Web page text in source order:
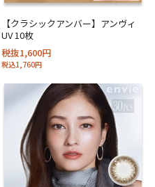
【クラシックアンバー】アンヴィ
UV 10枚
税抜1,600円
税込1,760円